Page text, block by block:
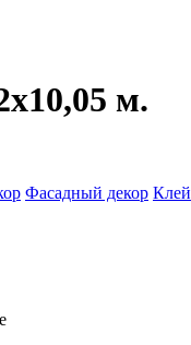
м.
Фасадный декор Клей